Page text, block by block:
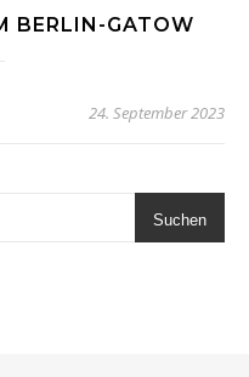
BERLIN-GATOW
24. September 2023
Suchen